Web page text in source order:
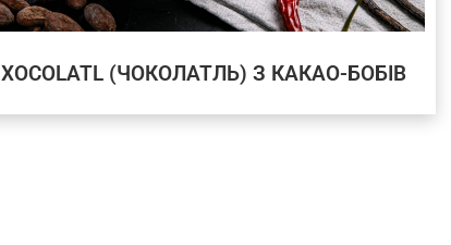
XOCOLATL (ЧОКОЛАТЛЬ) З КАКАО-БОБІВ